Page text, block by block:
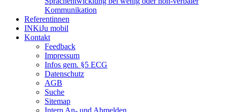
Kommunikation
Referentinnen
INKiJu mobil
Kontakt
Feedback
Impressum
Infos gem. §5 ECG
Datenschutz
AGB
Suche
Sitemap
Intern An- und Abmelden